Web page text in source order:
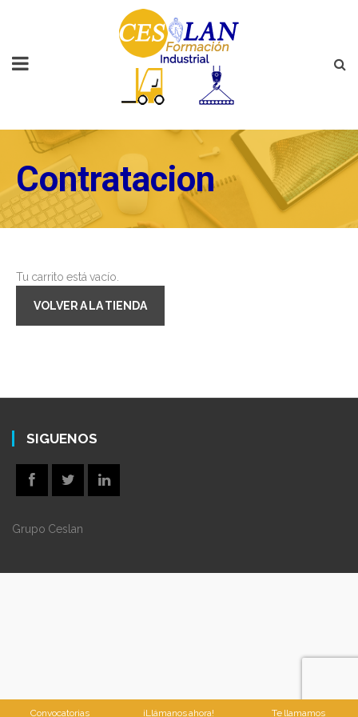
Contratacion
Tu carrito está vacío.
VOLVER A LA TIENDA
SIGUENOS
Grupo Ceslan
Convocatorias ¡Llámanos ahora! Te llamamos